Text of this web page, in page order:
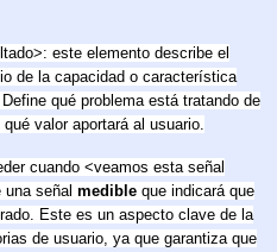
este elemento describe el
de la capacidad o característica
qué problema está tratando de
valor aportará al usuario.
cuando <veamos esta señal
señal medibleque indicará que
Este es un aspecto clave de la
de usuario, ya que garantiza que